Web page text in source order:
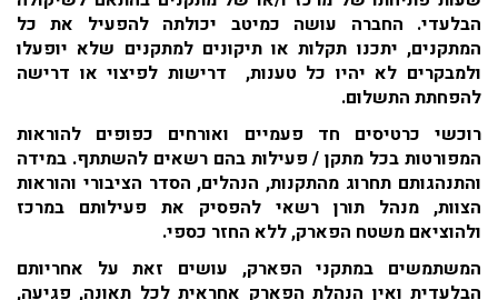
הבלעדי. החברה עושה כמיטב יכולתה להפעיל את כל
המתקנים, יתכנו תקלות או תיקונים למתקנים שלא יופעלו
ולמבקרים לא יהיו כל טענות, דרישות לפיצוי או דרישה
להפחתת התשלום.
רוכשי כרטיסים חד פעמיים ואורחים כפופים להוראות
המפורטות בכל מתקן / פעילות בהם רשאים להשתתף. במידה
והתנהגותם תחרוג מהתקנות, הנהלים, הסדר הציבורי והוראות
הצוות, מנהל תורן רשאי להפסיק את פעילותם במרכז
ולהוציאם משטח הפארק, ללא החזר כספי.
המשתמשים במתקני הפארק, עושים זאת על אחריותם
הבלעדית ואין הנהלת הפארק אחראית לכל תאונה, פגיעה,